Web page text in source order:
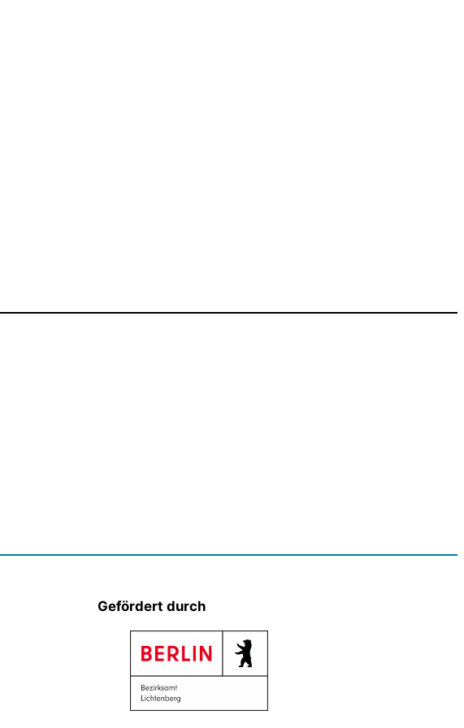
Gefördert durch